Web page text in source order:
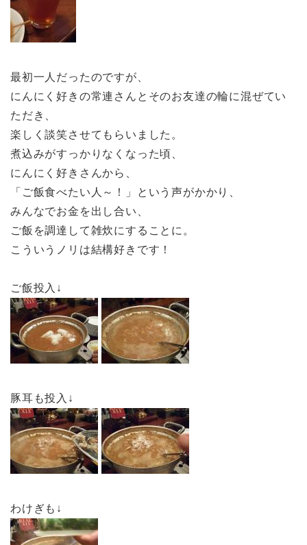
最初一人だったのですが、
にんにく好きの常連さんとそのお友達の輪に混ぜてい
ただき、
楽しく談笑させてもらいました。
煮込みがすっかりなくなった頃、
にんにく好きさんから、
「ご飯食べたい人～！」という声がかかり、
みんなでお金を出し合い、
ご飯を調達して雑炊にすることに。
こういうノリは結構好きです！
ご飯投入↓
豚耳も投入↓
わけぎも↓